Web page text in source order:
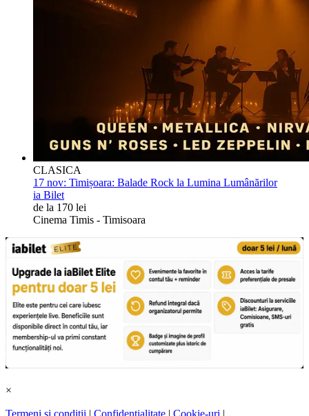
CLASICA
17 nov: Timișoara: Balade Rock la Lumina Lumânărilor
ia Bilet
de la 170 lei
Cinema Timis - Timisoara
×
Termeni și condiții | Confidențialitate | Cookie-uri |